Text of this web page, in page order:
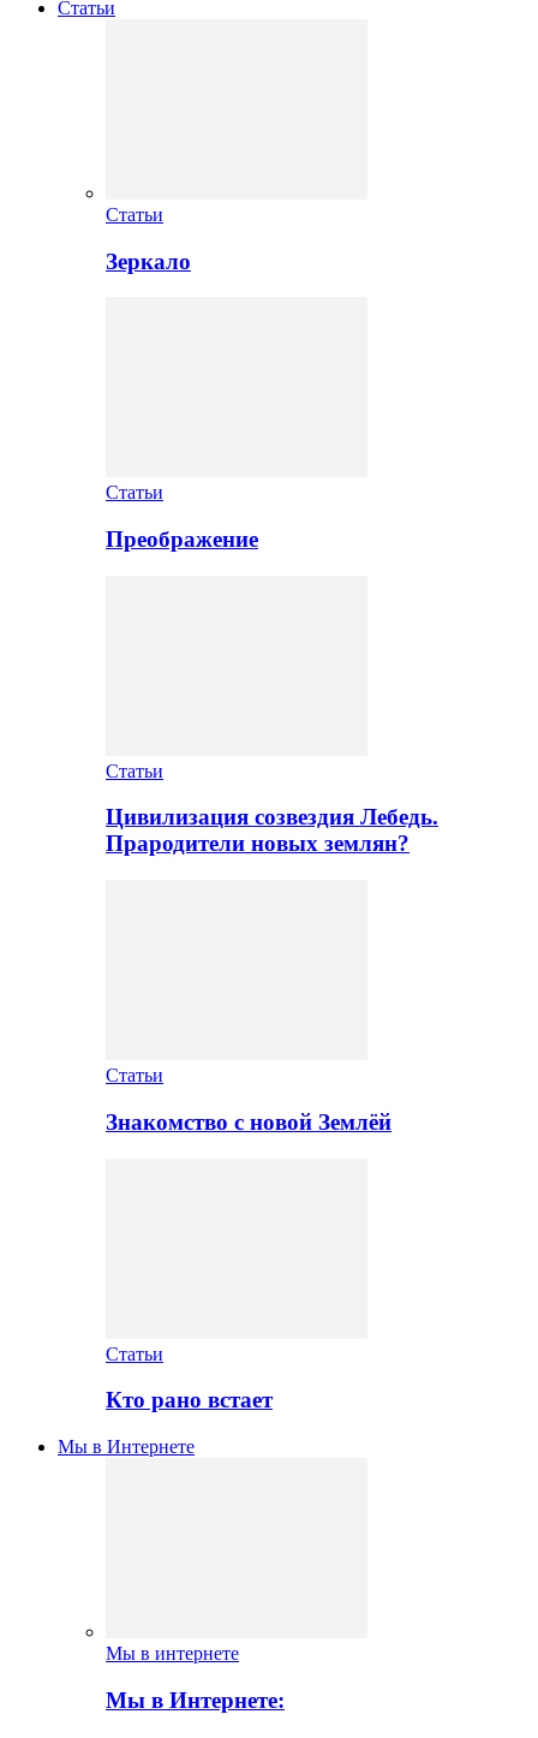
Статьи
Статьи
Зеркало
Статьи
Преображение
Статьи
Цивилизация созвездия Лебедь.
Прародители новых землян?
Статьи
Знакомство с новой Землёй
Статьи
Кто рано встает
Мы в Интернете
Мы в интернете
Мы в Интернете: